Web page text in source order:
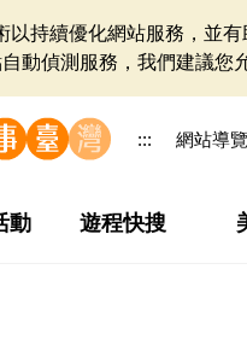
持續優化網站服務，並
動偵測服務，我們建議您
::: 網站導覽
動 遊程快搜